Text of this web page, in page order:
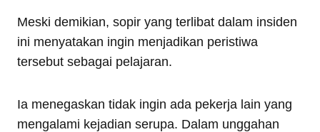
Meski demikian, sopir yang terlibat dalam insiden
ini menyatakan ingin menjadikan peristiwa
tersebut sebagai pelajaran.
Ia menegaskan tidak ingin ada pekerja lain yang
mengalami kejadian serupa. Dalam unggahan